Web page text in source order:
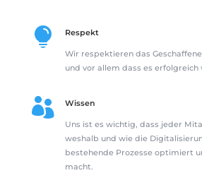
 Respekt
Wir respektieren das
und vor allem dass es erfolgreich
 Wissen
Uns ist es wichtig, dass jeder
weshalb und wie die
bestehende Prozesse optimiert
macht.